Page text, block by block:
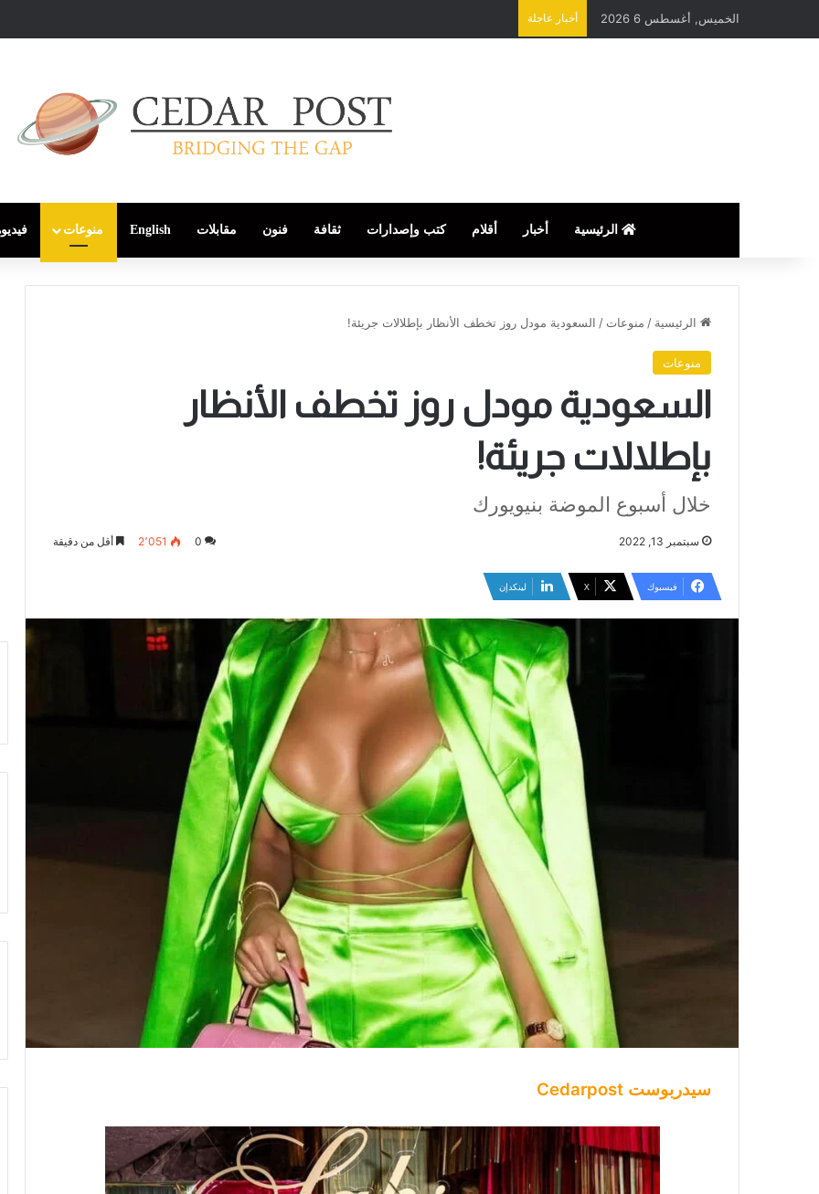
الخميس, أغسطس 6 2026 أخبار عاجلة
الرئيسية أخبار أقلام كتب وإصدارات ثقافة فنون مقابلات English منوعات
الرئيسية / منوعات / السعودية مودل روز تخطف الأنظار بإطلالات جريئة!
منوعات
السعودية مودل روز تخطف الأنظار
بإطلالات جريئة!
خلال أسبوع الموضة بنيويورك
سبتمبر 13, 2022 0 2٬051 أقل من دقيقة
فيسبوك ‫X لينكدإن
سيدربوست Cedarpost
زوجته